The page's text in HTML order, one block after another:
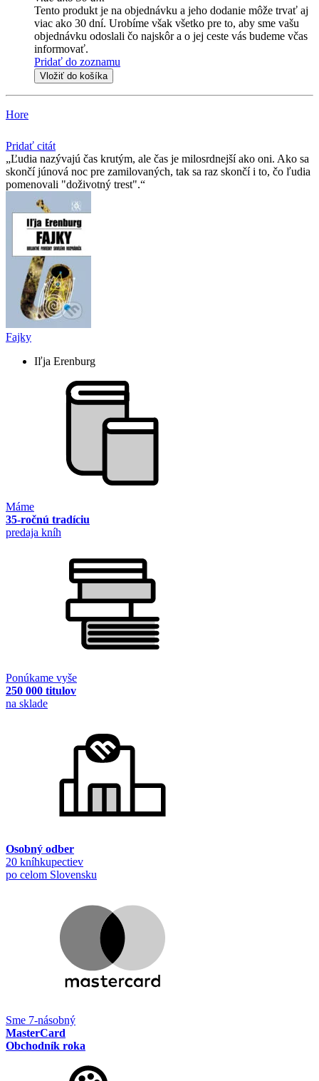
Tento produkt je na objednávku a jeho dodanie môže trvať aj
viac ako 30 dní. Urobíme však všetko pre to, aby sme vašu
objednávku odoslali čo najskôr a o jej ceste vás budeme včas
informovať.
Pridať do zoznamu
Vložiť do košíka
Hore
Pridať citát
Ľudia nazývajú čas krutým, ale čas je milosrdnejší ako oni. Ako sa
skončí júnová noc pre zamilovaných, tak sa raz skončí i to, čo ľudia
pomenovali "doživotný trest".
Fajky
Iľja Erenburg
Máme
35-ročnú tradíciu
predaja kníh
Ponúkame vyše
250 000 titulov
na sklade
Osobný odber
20 kníhkupectiev
po celom Slovensku
Sme 7-násobný
MasterCard
Obchodník roka